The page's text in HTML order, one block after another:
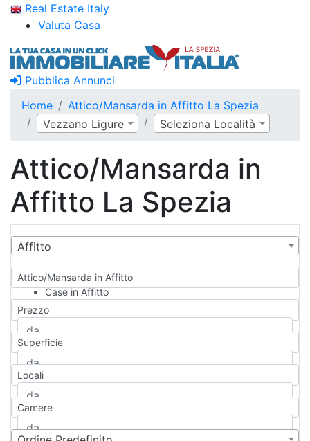
Real Estate Italy
Valuta Casa
Pubblica Annunci
Home
Attico/Mansarda in Affitto La Spezia
Vezzano Ligure
Seleziona Località
Attico/Mansarda in
Affitto La Spezia
Affitto
Attico/Mansarda in Affitto
Case in Affitto
Qualsiasi
Appartamento
Casa indipendente
Casa Semi-indipendente
Attico/Mansarda
Rustico/Casale
Camera d'Albergo
Prezzo
Superficie
Locali
Camere